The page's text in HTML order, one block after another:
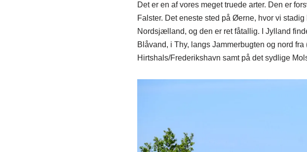
Det er en af vores meget truede arter. Den er
Falster. Det eneste sted på Øerne, hvor vi
Nordsjælland, og den er ret fåtallig. I Jylland
Blåvand, i Thy, langs Jammerbugten og nord
Hirtshals/Frederikshavn samt på det sydlige